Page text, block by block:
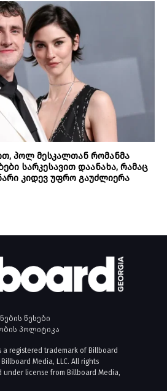
პოლ მესკალთან რომანმა
სარკესავით დაანახა, რამაც
კიდევ უფრო გაუძლიერა
წესები
პოლიტიკა
a registered trademark of Billboard
Media, LLC. All rights
under license from Billboard Media,